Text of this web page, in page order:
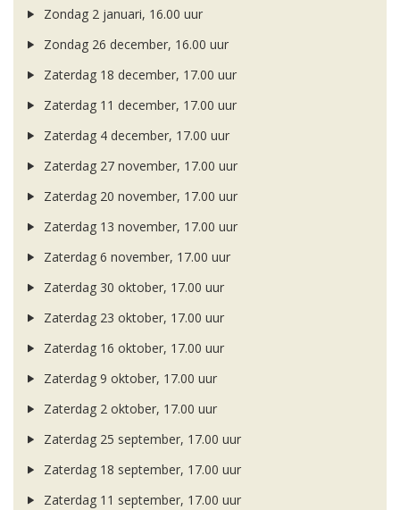
Zondag 2 januari, 16.00 uur
Zondag 26 december, 16.00 uur
Zaterdag 18 december, 17.00 uur
Zaterdag 11 december, 17.00 uur
Zaterdag 4 december, 17.00 uur
Zaterdag 27 november, 17.00 uur
Zaterdag 20 november, 17.00 uur
Zaterdag 13 november, 17.00 uur
Zaterdag 6 november, 17.00 uur
Zaterdag 30 oktober, 17.00 uur
Zaterdag 23 oktober, 17.00 uur
Zaterdag 16 oktober, 17.00 uur
Zaterdag 9 oktober, 17.00 uur
Zaterdag 2 oktober, 17.00 uur
Zaterdag 25 september, 17.00 uur
Zaterdag 18 september, 17.00 uur
Zaterdag 11 september, 17.00 uur